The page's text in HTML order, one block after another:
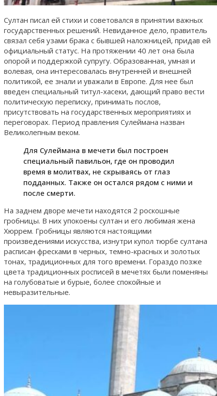
Султан писал ей стихи и советовался в принятии важных
государственных решений. Невиданное дело, правитель
связал себя узами брака с бывшей наложницей, придав ей
официальный статус. На протяжении 40 лет она была
опорой и поддержкой супругу. Образованная, умная и
волевая, она интересовалась внутренней и внешней
политикой, ее знали и уважали в Европе. Для нее был
введен специальный титул-хасеки, дающий право вести
политическую переписку, принимать послов,
присутствовать на государственных мероприятиях и
переговорах. Период правления Сулеймана назван
Великолепным веком.
Для Сулеймана в мечети был построен
специальный павильон, где он проводил
время в молитвах, не скрываясь от глаз
подданных. Также он остался рядом с ними и
после смерти.
На заднем дворе мечети находятся 2 роскошные
гробницы. В них упокоены султан и его любимая жена
Хюррем. Гробницы являются настоящими
произведениями искусства, изнутри купол тюрбе султана
расписан фресками в черных, темно-красных и золотых
тонах, традиционных для того времени. Гораздо позже
цвета традиционных росписей в мечетях были поменяны
на голубоватые и бурые, более спокойные и
невыразительные.